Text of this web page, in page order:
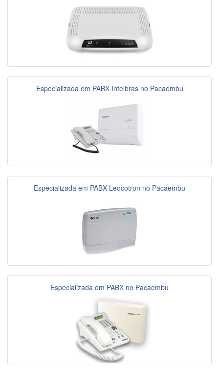
Especializada em PABX Intelbras no Pacaembu
Especializada em PABX Leocotron no Pacaembu
Especializada em PABX no Pacaembu